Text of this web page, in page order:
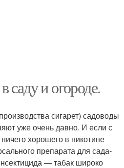
саду и огороде.
сигарет) садоводы
уже очень давно. И если с
хорошего в никотине
препарата для сада-
— табак широко